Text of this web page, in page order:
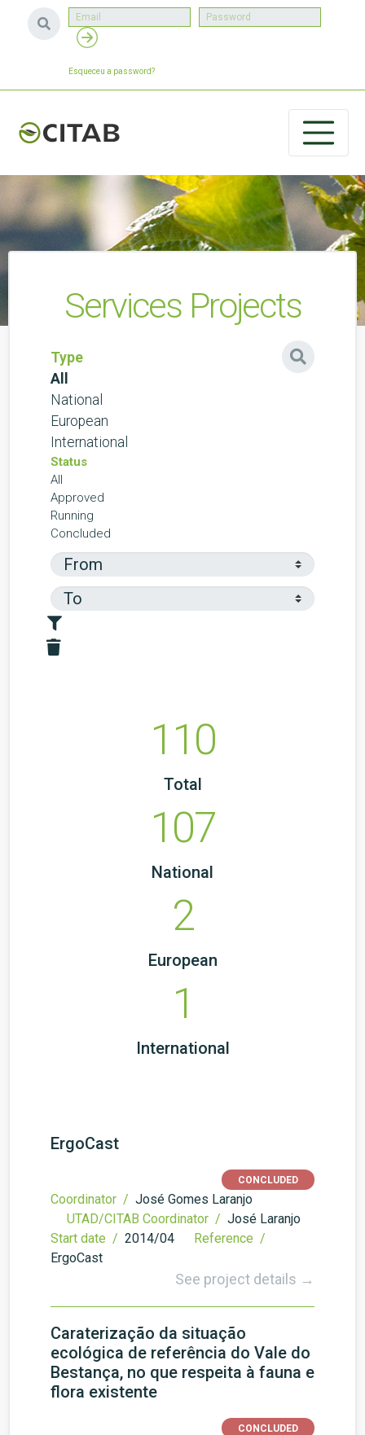
Esqueceu a password?
Services Projects
Type
All
National
European
International
Status
All
Approved
Running
Concluded
110
Total
107
National
2
European
1
International
ErgoCast
CONCLUDED
Coordinator / José Gomes Laranjo
UTAD/CITAB Coordinator / José Laranjo
Start date / 2014/04
Reference /
ErgoCast
See project details →
Caraterização da situação
ecológica de referência do Vale do
Bestança, no que respeita à fauna e
flora existente
CONCLUDED